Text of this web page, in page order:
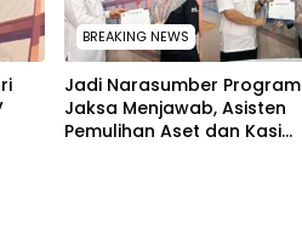
BREAKING NEWS
Jadi Narasumber Program
Jaksa Menjawab, Asisten
Pemulihan Aset dan Kasi